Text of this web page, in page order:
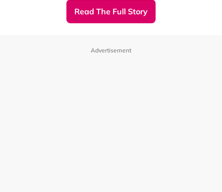
他指出，每个政党希望争取更多议席并不出奇，但合作大局
同样需要被纳入考量。
森美兰的‘蓝潮’。若想维持这个浪潮，我们必须具备妥协的
Read The Full Story
Advertisement